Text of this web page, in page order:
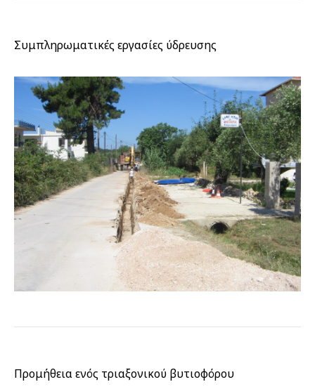
Συμπληρωματικές εργασίες ύδρευσης
Προμήθεια ενός τριαξονικού βυτιοφόρου